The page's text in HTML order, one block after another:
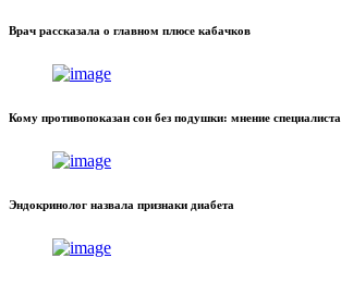
Врач рассказала о главном плюсе кабачков
Кому противопоказан сон без подушки: мнение специалиста
Эндокринолог назвала признаки диабета